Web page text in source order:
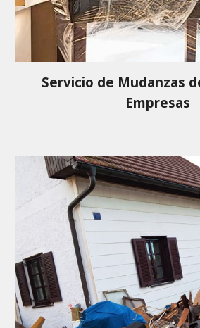
Servicio de Mudanzas
Empresas